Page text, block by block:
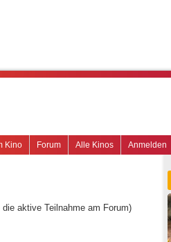
Anmelden
Alle Kinos
Forum
Kino
aktive Teilnahme am Forum)